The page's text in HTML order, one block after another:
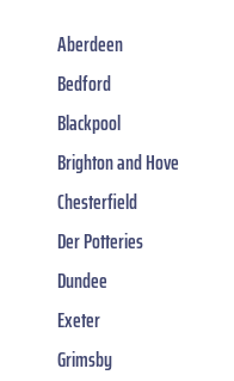
Aberdeen
Bedford
Blackpool
Brighton and Hove
Chesterfield
Der Potteries
Dundee
Exeter
Grimsby